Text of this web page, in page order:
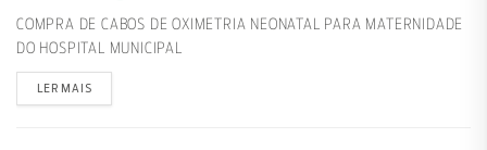
COMPRA DE CABOS DE OXIMETRIA NEONATAL PARA MATERNIDADE
DO HOSPITAL MUNICIPAL
LER MAIS